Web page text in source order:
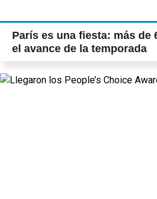
París es una fiesta: más de
el avance de la temporada